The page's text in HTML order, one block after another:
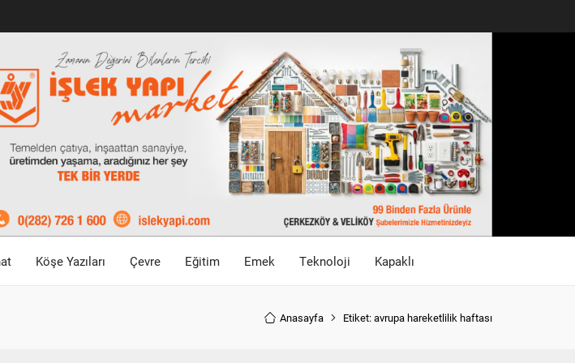
Köşe Yazıları Çevre Eğitim Emek Teknoloji Kapaklı
Anasayfa Etiket: avrupa hareketlilik haftası